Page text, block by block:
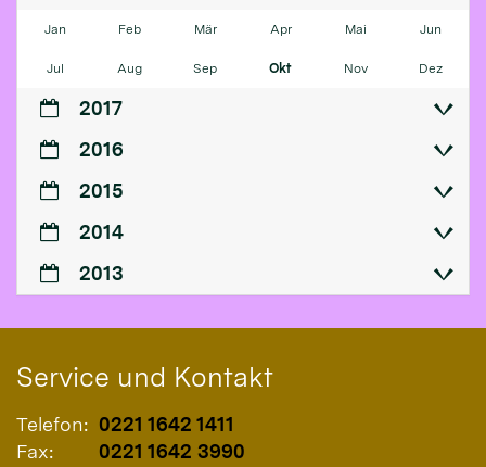
Jan Feb Mär Apr Mai Jun
Jul Aug Sep Okt Nov Dez
2017
2016
2015
2014
2013
Service und Kontakt
Telefon: 0221 1642 1411
Fax:
0221 1642 3990